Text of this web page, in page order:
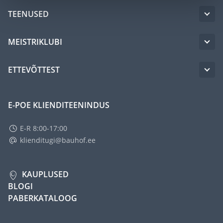
TEENUSED
MEISTRIKLUBI
ETTEVÕTTEST
E-POE KLIENDITEENINDUS
E-R 8:00-17:00
klienditugi@bauhof.ee
KAUPLUSED
BLOGI
PABERKATALOOG